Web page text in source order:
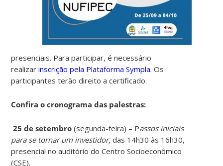
presenciais. Para participar, é necessário
realizarinscrição pela Plataforma Sympla. Os
participantes terão direito a certificado.
Confira o cronograma das palestras:
25 de setembro (segunda-feira) – Passos iniciais
para se tornar um investidor, das 14h30 às 16h30,
presencial no auditório do Centro Socioeconômico
(CSE).